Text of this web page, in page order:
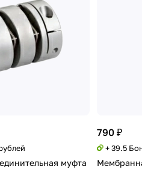
муфта
790 ₽
+ 39.5